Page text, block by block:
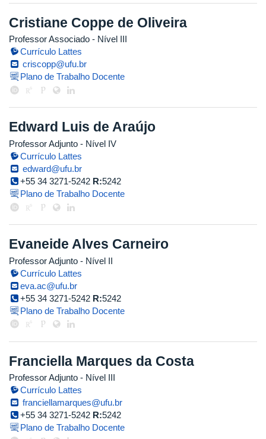
Cristiane Coppe de Oliveira
Professor Associado - Nível III
Currículo Lattes
criscopp@ufu.br
Plano de Trabalho Docente
Edward Luis de Araújo
Professor Adjunto - Nível IV
Currículo Lattes
edward@ufu.br
+55 34 3271-5242 R:5242
Plano de Trabalho Docente
Evaneide Alves Carneiro
Professor Adjunto - Nível II
Currículo Lattes
eva.ac@ufu.br
+55 34 3271-5242 R:5242
Plano de Trabalho Docente
Franciella Marques da Costa
Professor Adjunto - Nível III
Currículo Lattes
franciellamarques@ufu.br
+55 34 3271-5242 R:5242
Plano de Trabalho Docente